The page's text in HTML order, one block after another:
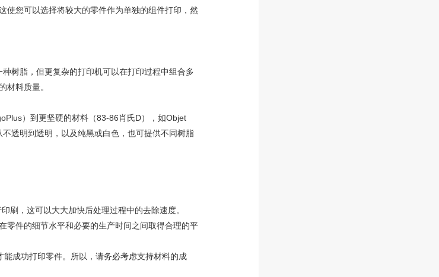
使您可以选择将较大的零件作为单独的组件打印，然
树脂，但更复杂的打印机可以在打印过程中组合多
材料质量。
）到更坚硬的材料（83-86肖氏D），如Objet
透明到透明，以及纯黑或白色，也可提供不同树脂
刷，这可以大大加快后处理过程中的去除速度。
零件的细节水平和必要的生产时间之间取得合理的平
成功打印零件。所以，请务必考虑支持材料的成